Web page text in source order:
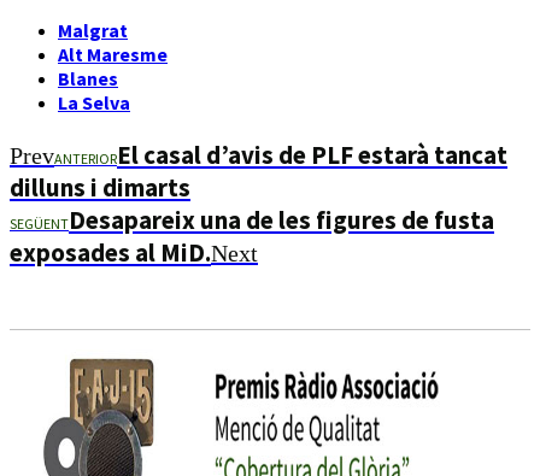
Malgrat
Alt Maresme
Blanes
La Selva
PrevANTERIOREl casal d’avis de PLF estarà tancat
dilluns i dimarts
SEGÜENTDesapareix una de les figures de fusta
exposades al MiD.Next